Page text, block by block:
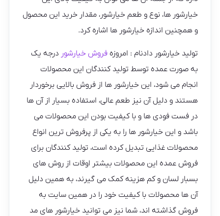
خیارشور ها، نوع و طعم خیارشور، مقدار خرید این محصول
و همچنین اندازه خیارشور ها اشاره کرد.
تولید خیارشور دادنام : امروزه فروش خیارشور درجه یک
به صورت عمده توسط تولید کنندگان این محصولات
انجام می‌ شود، این خیارشور ها از فروش بالایی برخوردار
هستند و دلیل آن نیز طعم عالی، استفاده بسیار از آن ها
در فست فودی ها و با کیفیت بودن این محصولات می‌
باشد و این خیارشور ها را به یکی از پرفروش ترین انواع
محصولات غذایی تبدیل کرده است، تولید کنندگان برای
فروش عمده این محصولات بیشتر اوقات از روش های
بسبار لسان و کم هزینه کمک می گیرند، به همین دلیل
آن ها محصولات با کیفیت خود را در همین سایت به
فروش گذاشته اند، شما نیز می توانید خیارشور های مد